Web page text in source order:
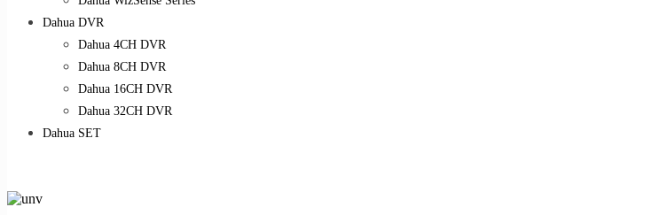
Dahua DVR
Dahua 4CH DVR
Dahua 8CH DVR
Dahua 16CH DVR
Dahua 32CH DVR
Dahua SET